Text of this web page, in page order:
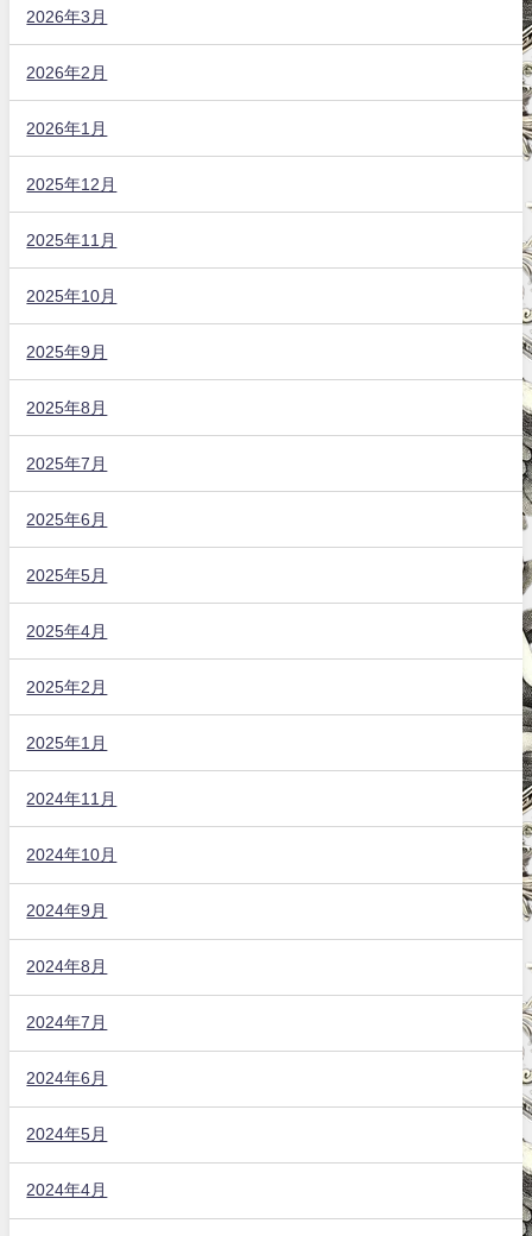
2026年3月
2026年2月
2026年1月
2025年12月
2025年11月
2025年10月
2025年9月
2025年8月
2025年7月
2025年6月
2025年5月
2025年4月
2025年2月
2025年1月
2024年11月
2024年10月
2024年9月
2024年8月
2024年7月
2024年6月
2024年5月
2024年4月